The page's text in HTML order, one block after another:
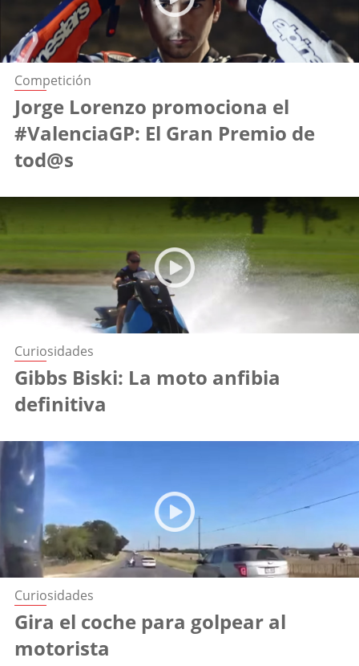
Competición
Jorge Lorenzo promociona el
#ValenciaGP: El Gran Premio de
tod@s
Curiosidades
Gibbs Biski: La moto anfibia
definitiva
Curiosidades
Gira el coche para golpear al
motorista